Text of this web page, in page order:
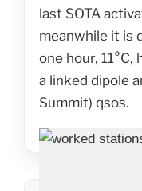
last SOTA
meanwhile it is
one hour,
a linked dipole
Summit) qsos.